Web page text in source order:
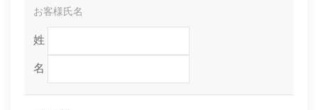
お客様氏名
姓
名